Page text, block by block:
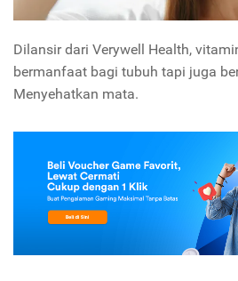
Dilansir dari Verywell Health,
bermanfaat bagi tubuh tapi juga
Menyehatkan mata.